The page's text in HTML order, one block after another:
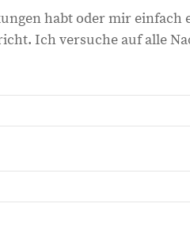
habt oder mir
Ich versuche auf alle